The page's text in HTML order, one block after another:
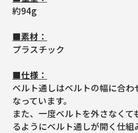
約94g
■素材：
プラスチック
■仕様：
ベルト通しはベルトの幅に合わ
なっています。
また、一度ベルトを外さなくて
るようにベルト通しが開く仕組